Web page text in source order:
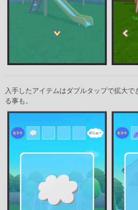
入手したアイテムはダブルタップで拡大で
る事も。